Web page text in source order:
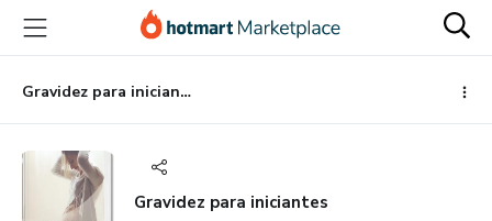
para
conteúdo
principal
para
pagamento
para
rodapé
Gravidez para iniciantes
Gravidez para iniciantes